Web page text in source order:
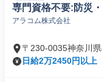
専門資格不要:防災
アラコム株式会社
〒230-0035神奈川
日給2万2450円以上